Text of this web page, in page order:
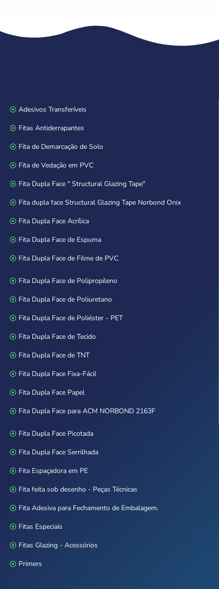
Adesivos Transferíveis
Fitas Antiderrapantes
Fita de Demarcação de Solo
Fita de Vedação em PVC
Fita Dupla Face " Structural Glazing Tape"
Fita dupla face Structural Glazing Tape Norbond Onix
Fita Dupla Face Acrílica
Fita Dupla Face de Espuma
Fita Dupla Face de Filme de PVC
Fita Dupla Face de Polipropileno
Fita Dupla Face de Poliuretano
Fita Dupla Face de Poliéster - PET
Fita Dupla Face de Tecido
Fita Dupla Face de TNT
Fita Dupla Face Fixa-Fácil
Fita Dupla Face Papel
Fita Dupla Face para ACM NORBOND 2163F
Fita Dupla Face Picotada
Fita Dupla Face Serrilhada
Fita Espaçadora em PE
Fita feita sob desenho - Peças Técnicas
Fita Adesiva para Fechamento de Embalagem.
Fitas Especiais
Fitas Glazing - Acessórios
Primers